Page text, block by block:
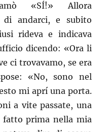
«SÍ!» Allora
di andarci, e subito
rideva e indicava
dicendo: «Ora li
ci trovavamo, se era
«No, sono nel
mi aprí una porta.
a vite passate, una
fatto prima nella mia